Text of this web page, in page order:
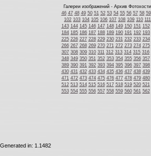
Галереи изображений - Архив
46 47 48 49 50 51 52 53 54 55 56 57 58 59
102 103 104 105 106 107 108 109 110 111
143 144 145 146 147 148 149 150 151 152
184 185 186 187 188 189 190 191 192 193
225 226 227 228 229 230 231 232 233 234
266 267 268 269 270 271 272 273 274 275
307 308 309 310 311 312 313 314 315 316
348 349 350 351 352 353 354 355 356 357
389 390 391 392 393 394 395 396 397 398
430 431 432 433 434 435 436 437 438 439
471 472 473 474 475 476 477 478 479 480
512 513 514 515 516 517 518 519 520 521
553 554 555 556 557 558 559 560 561 562
Generated in: 1.1482